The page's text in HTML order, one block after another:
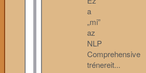
a
„mi”
az
NLP
Comprehensive
trénereit...